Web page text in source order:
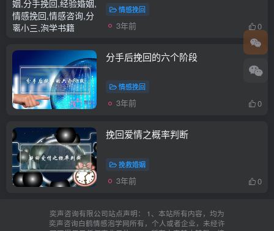
情感挽回
3年前 0
分手后挽回的六个阶段
情感挽回
3年前 0
挽回爱情之概率判断
挽救婚姻
3年前 0
奕声咨询有限公司站点声明： 1、本站所有内容，均为
奕声咨询白鹤情感泡学网所有，个人或者企业，未经许